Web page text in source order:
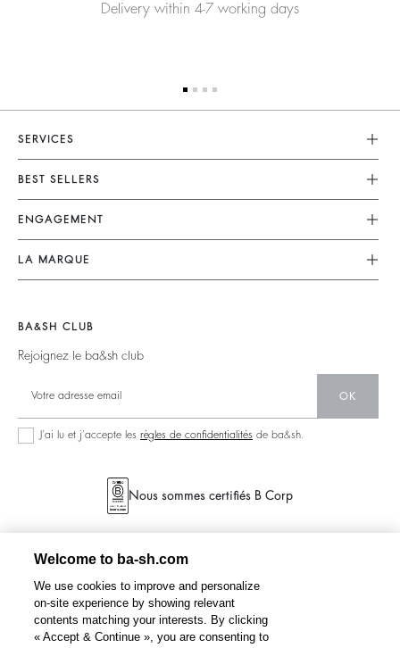
Delivery within 4-7 working days
SERVICES
Service Client
FAQ
Retours Et Remboursements
CGV
BEST SELLERS
Robes
Combinaisons
Tops & Chemises
Pulls & Cardigans
Dos Nus
ENGAGEMENT
Nos Engagements
Planète
Partenaires
Circularité
Communauté
Collection Responsable
LA MARQUE
Barbara & Sharon
125 Et Après
Nos Boutiques
BA&SH CLUB
Rejoignez le ba&sh club
OK
J’ai lu et j’accepte les règles de confidentialités de ba&sh.
Nous sommes certifiés B Corp
Welcome to ba-sh.com
We use cookies to improve and personalize
on-site experience by showing relevant
contents matching your interests. By clicking
« Accept & Continue », you are consenting to